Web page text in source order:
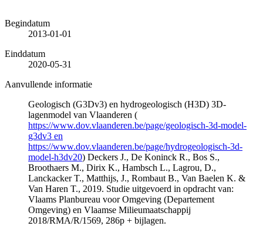
Begindatum
2013-01-01
Einddatum
2020-05-31
Aanvullende informatie
Geologisch (G3Dv3) en hydrogeologisch (H3D) 3D-
lagenmodel van Vlaanderen (
https://www.dov.vlaanderen.be/page/geologisch-3d-model-
g3dv3 en
https://www.dov.vlaanderen.be/page/hydrogeologisch-3d-
model-h3dv20) Deckers J., De Koninck R., Bos S.,
Broothaers M., Dirix K., Hambsch L., Lagrou, D.,
Lanckacker T., Matthijs, J., Rombaut B., Van Baelen K. &
Van Haren T., 2019. Studie uitgevoerd in opdracht van:
Vlaams Planbureau voor Omgeving (Departement
Omgeving) en Vlaamse Milieumaatschappij
2018/RMA/R/1569, 286p + bijlagen.